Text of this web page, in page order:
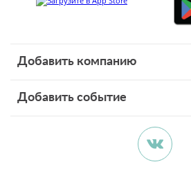
Добавить компанию
Добавить событие